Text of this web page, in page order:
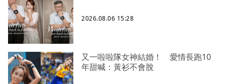
2026.08.06 15:28
又一啦啦隊女神結婚！ 愛情長跑10
年甜喊：黃衫不會脫